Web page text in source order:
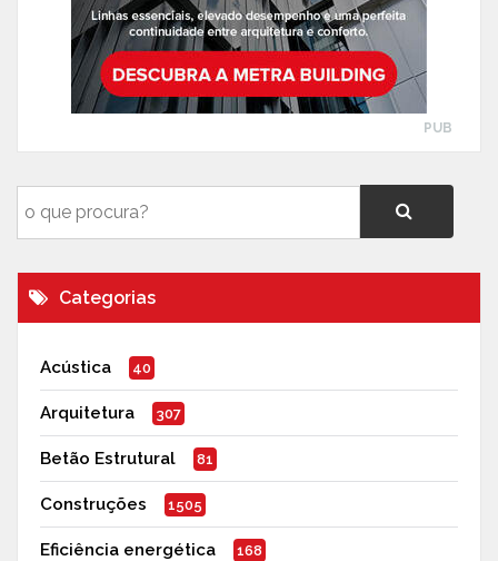
PUB
Categorias
Acústica 40
Arquitetura 307
Betão Estrutural 81
Construções 1505
Eficiência energética 168